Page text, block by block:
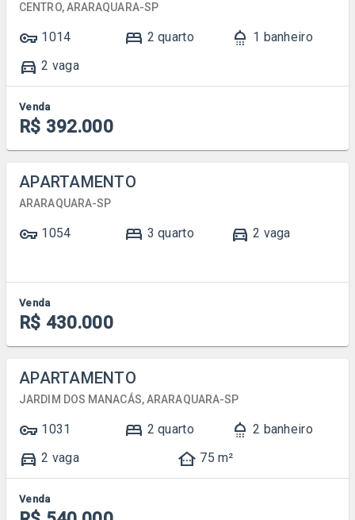
CENTRO, ARARAQUARA-SP
vpn_key 1014 bed 2 quarto shower 1 banheiro
directions_car 2 vaga
Venda
R$ 392.000
APARTAMENTO
ARARAQUARA-SP
vpn_key 1054 bed 3 quarto directions_car 2 vaga
Venda
R$ 430.000
APARTAMENTO
JARDIM DOS MANACÁS, ARARAQUARA-SP
vpn_key 1031 bed 2 quarto shower 2 banheiro
directions_car 2 vaga other_houses 75 m²
Venda